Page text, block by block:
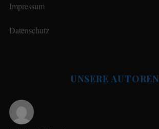
Impressum
Datenschutz
UNSERE AUTOREN